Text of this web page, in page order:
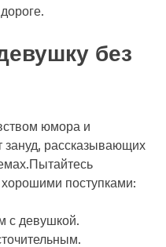
без
юмора и
рассказывающих
поступками:
с девушкой.